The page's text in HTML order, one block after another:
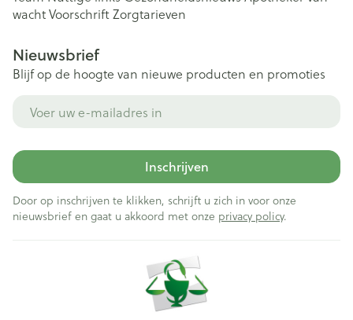
wachtVoorschriftZorgtarieven
Nieuwsbrief
Blijf op de hoogte van nieuwe producten en promoties
Inschrijven
Door op inschrijven te klikken, schrijft u zich in voor onze
nieuwsbrief en gaat u akkoord met onze privacy policy.